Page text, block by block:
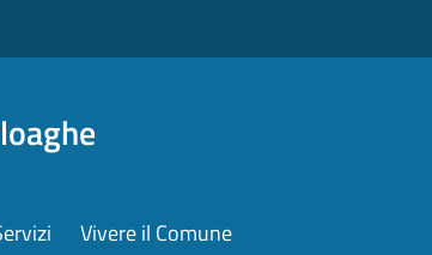
Vivere il Comune